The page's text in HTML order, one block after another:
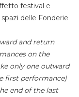
festival e
delle Fonderie
and return
on the
only one outward
first performance)
end of the last